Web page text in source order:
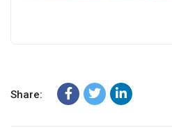
Share: